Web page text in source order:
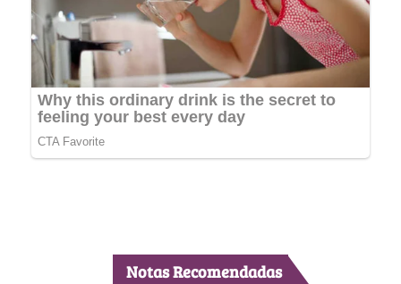
Notas Recomendadas